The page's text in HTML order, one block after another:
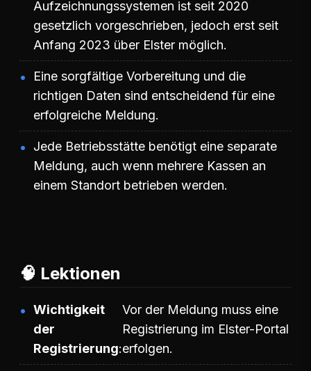
Aufzeichnungssystemen ist seit 2020
gesetzlich vorgeschrieben, jedoch erst seit
Anfang 2023 über Elster möglich.
Eine sorgfältige Vorbereitung und die
richtigen Daten sind entscheidend für eine
erfolgreiche Meldung.
Jede Betriebsstätte benötigt eine separate
Meldung, auch wenn mehrere Kassen an
einem Standort betrieben werden.
🧠 Lektionen
Wichtigkeit
der
Registrierung
Vor der Meldung muss eine
Registrierung im Elster-Portal
erfolgen.